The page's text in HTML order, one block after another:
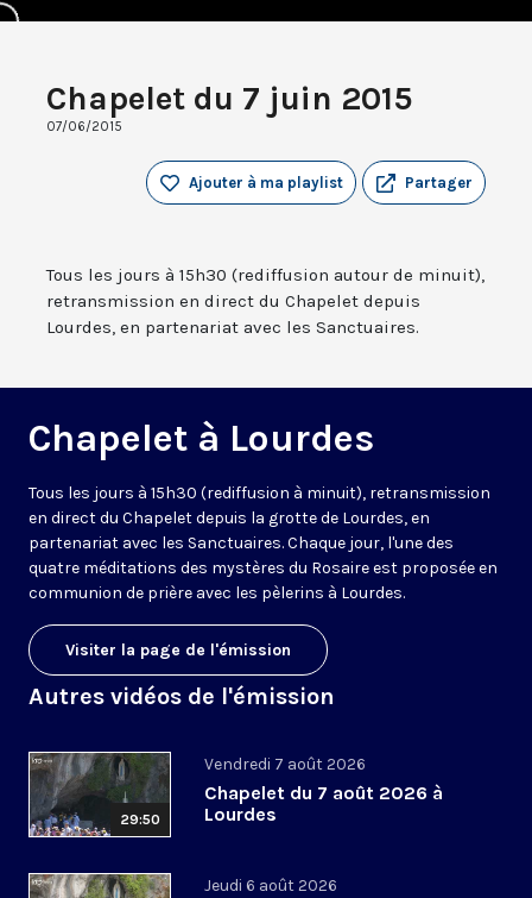
Chapelet du 7 juin 2015
07/06/2015
Partager
Ajouter à ma playlist
Tous les jours à 15h30 (rediffusion autour de minuit),
retransmission en direct du Chapelet depuis
Lourdes, en partenariat avec les Sanctuaires.
Chapelet à Lourdes
Tous les jours à 15h30 (rediffusion à minuit), retransmission
en direct du Chapelet depuis la grotte de Lourdes, en
partenariat avec les Sanctuaires. Chaque jour, l'une des
quatre méditations des mystères du Rosaire est proposée en
communion de prière avec les pèlerins à Lourdes.
Visiter la page de l'émission
Autres vidéos de l'émission
29:50
Vendredi 7 août 2026
Chapelet du 7 août 2026 à
Lourdes
Jeudi 6 août 2026